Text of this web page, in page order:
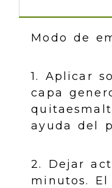
Modo de
1. Aplicar
capa
ayuda del
2. Dejar
minutos.